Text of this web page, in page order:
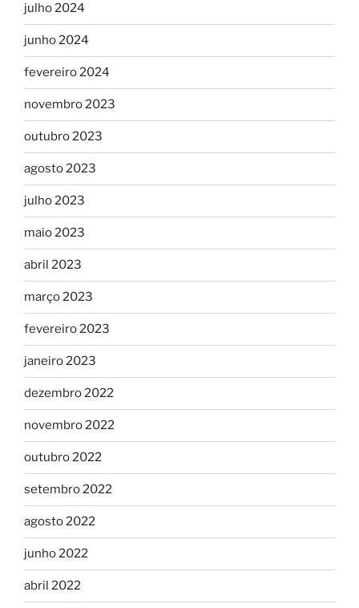
julho 2024
junho 2024
fevereiro 2024
novembro 2023
outubro 2023
agosto 2023
julho 2023
maio 2023
abril 2023
março 2023
fevereiro 2023
janeiro 2023
dezembro 2022
novembro 2022
outubro 2022
setembro 2022
agosto 2022
junho 2022
abril 2022